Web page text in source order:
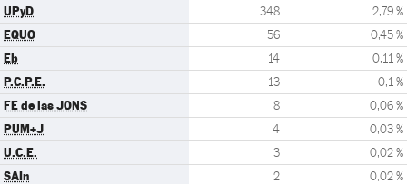
UPyD 348 2,79 %
EQUO 56 0,45 %
Eb 14 0,11 %
P.C.P.E. 13 0,1 %
FE de las JONS 8 0,06 %
PUM+J 4 0,03 %
U.C.E. 3 0,02 %
SAIn 2 0,02 %